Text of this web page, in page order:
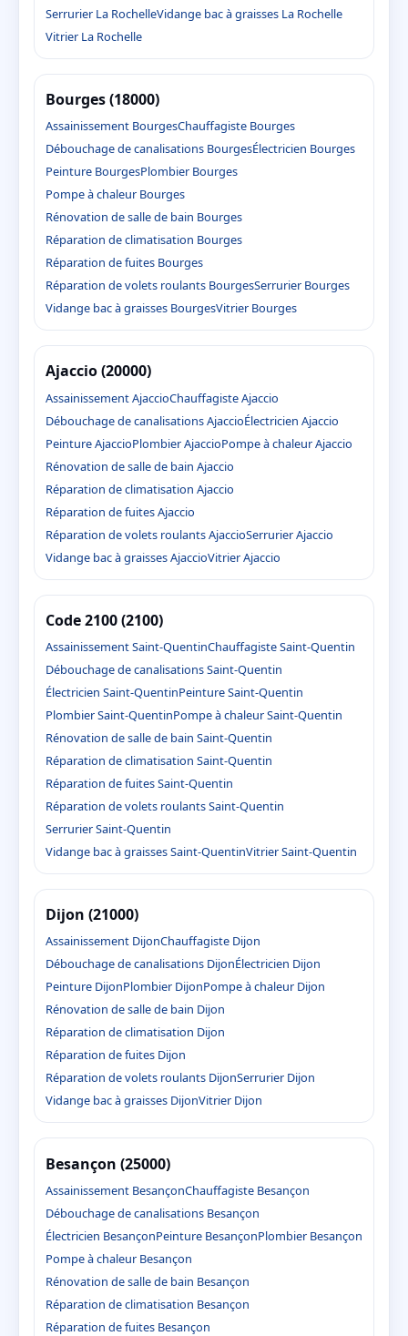
Serrurier La RochelleVidange bac à graisses La Rochelle
Vitrier La Rochelle
Bourges (18000)
Assainissement BourgesChauffagiste Bourges
Débouchage de canalisations BourgesÉlectricien Bourges
Peinture BourgesPlombier Bourges
Pompe à chaleur Bourges
Rénovation de salle de bain Bourges
Réparation de climatisation Bourges
Réparation de fuites Bourges
Réparation de volets roulants BourgesSerrurier Bourges
Vidange bac à graisses BourgesVitrier Bourges
Ajaccio (20000)
Assainissement AjaccioChauffagiste Ajaccio
Débouchage de canalisations AjaccioÉlectricien Ajaccio
Peinture AjaccioPlombier AjaccioPompe à chaleur Ajaccio
Rénovation de salle de bain Ajaccio
Réparation de climatisation Ajaccio
Réparation de fuites Ajaccio
Réparation de volets roulants AjaccioSerrurier Ajaccio
Vidange bac à graisses AjaccioVitrier Ajaccio
Code 2100 (2100)
Assainissement Saint-QuentinChauffagiste Saint-Quentin
Débouchage de canalisations Saint-Quentin
Électricien Saint-QuentinPeinture Saint-Quentin
Plombier Saint-QuentinPompe à chaleur Saint-Quentin
Rénovation de salle de bain Saint-Quentin
Réparation de climatisation Saint-Quentin
Réparation de fuites Saint-Quentin
Réparation de volets roulants Saint-Quentin
Serrurier Saint-Quentin
Vidange bac à graisses Saint-QuentinVitrier Saint-Quentin
Dijon (21000)
Assainissement DijonChauffagiste Dijon
Débouchage de canalisations DijonÉlectricien Dijon
Peinture DijonPlombier DijonPompe à chaleur Dijon
Rénovation de salle de bain Dijon
Réparation de climatisation Dijon
Réparation de fuites Dijon
Réparation de volets roulants DijonSerrurier Dijon
Vidange bac à graisses DijonVitrier Dijon
Besançon (25000)
Assainissement BesançonChauffagiste Besançon
Débouchage de canalisations Besançon
Électricien BesançonPeinture BesançonPlombier Besançon
Pompe à chaleur Besançon
Rénovation de salle de bain Besançon
Réparation de climatisation Besançon
Réparation de fuites Besançon